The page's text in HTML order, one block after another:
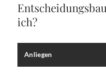
ich?
Anliegen